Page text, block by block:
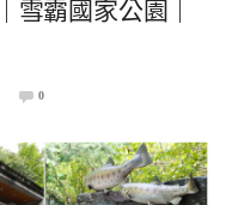
雪霸國家公園｜
0